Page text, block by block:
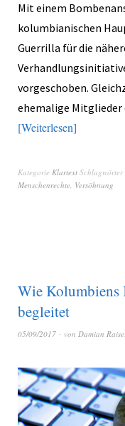
Mit einem
kolumbianischen
Guerrilla für die
vorgeschoben.
ehemalige Mitglieder
Weiterlesen
Kategorie Klartext Schlagwörter
Menschenrechte, Versöhnung
Wie Kolumbiens
begleitet
05/09/2017 von Damian